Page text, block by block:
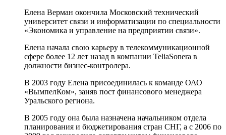
Елена Верман окончила Московский технический
университет связи и информатизации по специальности
«Экономика и управление на предприятии связи».
Елена начала свою карьеру в телекоммуникационной
сфере более 12 лет назад в компании TeliaSonera в
должности бизнес-контролера.
В 2003 году Елена присоединилась к команде ОАО
«ВымпелКом», заняв пост финансового менеджера
Уральского региона.
В 2005 году она была назначена начальником отдела
планирования и бюджетирования стран СНГ, а с 2006 по